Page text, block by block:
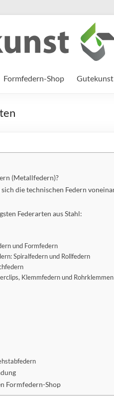
Formfedern-Shop
(Metallfedern)?
die technischen Federn
Federarten aus Stahl:
und Formfedern
Spiralfedern und Rollfedern
Klemmfedern und Rohrklemmen
Formfedern-Shop